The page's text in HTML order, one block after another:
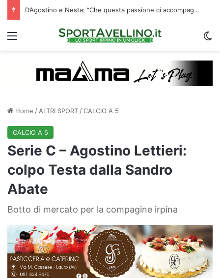
D’Agostino e Nesta: “Che questa passione ci accompagni durante la stagione”. Su mercato e stadio…
Menu
Home / ALTRI SPORT /CALCIO A 5
CALCIO A 5
Serie C – Agostino Lettieri:
colpo Testa dalla Sandro
Abate
Botto di mercato per la compagine irpina